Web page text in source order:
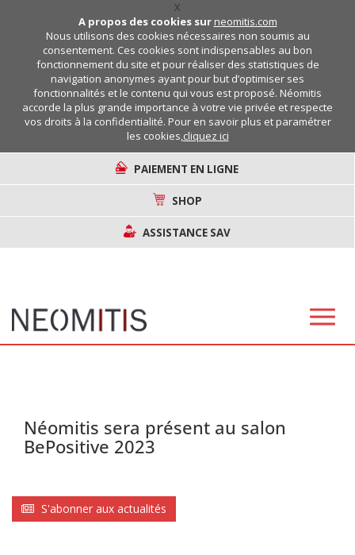
X
A propos des cookies sur neomitis.com
Nous utilisons des cookies nécessaires non soumis au
consentement. Ces cookies sont indispensables au bon
fonctionnement du site et pour réaliser des statistiques de
navigation anonymes ayant pour but d’optimiser ses
fonctionnalités et le contenu qui vous est proposé. Néomitis
accorde la plus grande importance à votre vie privée et respecte
vos droits à la confidentialité. Pour en savoir plus et paramétrer
les cookies,cliquez ici
PAIEMENT EN LIGNE
SHOP
ASSISTANCE SAV
Néomitis sera présent au salon
BePositive 2023
S'abonner aux actualités